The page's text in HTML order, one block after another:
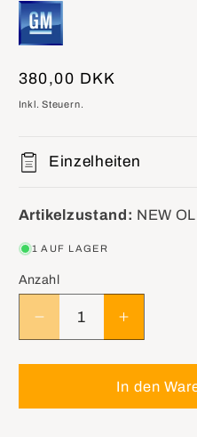
Normaler
Preis
380,00 DKK
Inkl. Steuern.
Einzelheiten
Artikelzustand: NEW
1 AUF LAGER
Anzahl
Verringere
die
Menge
GM
Erhöhe
die
Menge
für
GM
In den